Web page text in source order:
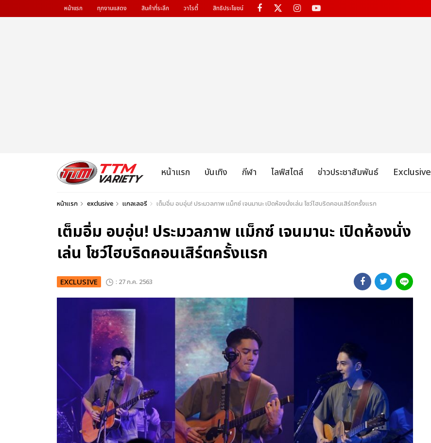
หน้าแรก ทุกงานแสดง สินค้าที่ระลึก วาไรตี้ สิทธิประโยชน์
หน้าแรก บันเทิง กีฬา ไลฟ์สไตล์ ข่าวประชาสัมพันธ์ Exclusive
หน้าแรก exclusive แกลเลอรี เต็มอิ่ม อบอุ่น! ประมวลภาพ แม็กซ์ เจนมานะ เปิดห้องนั่งเล่น โชว์ไฮบริดคอนเสิร์ตครั้งแรก
เต็มอิ่ม อบอุ่น! ประมวลภาพ แม็กซ์ เจนมานะ เปิดห้องนั่ง
เล่น โชว์ไฮบริดคอนเสิร์ตครั้งแรก
EXCLUSIVE : 27 ก.ค. 2563